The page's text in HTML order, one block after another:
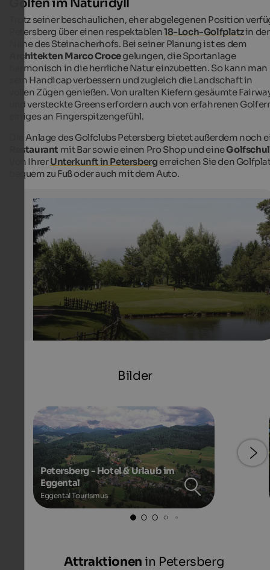
Golfen im Naturidyll
Golfplatz Petersberg
Golfplatz Petersberg - viele Partnerhotels unterstützen
Urlauber die Golf spielen mit tollen und verlockenden
Angeboten.
Golf Club Petersberg
Trotz seiner beschaulichen, eher abgelegenen Position
Petersberg über einen respektablen18-Loch-Golfplatzin der
Nähe des Steinacherhofs. Bei seiner Planung ist es dem
Architekten Marco Crocegelungen, die Sportanlage
harmonisch in die herrliche Natur einzubetten. So kann man
sein Handicap verbessern und zugleich die Landschaft in
vollen Zügen genießen. Von uralten Kiefern gesäumte
und versteckte Greens erfordern auch von erfahrenen
einiges an Fingerspitzengefühl.
Die Anlage des Golfclubs Petersberg bietet außerdem noch
Restaurant mit Bar sowie einen Pro Shop und eine
Von IhrerUnterkunft in Petersberg erreichen Sie den
bequem zu Fuß oder auch mit dem Auto.
Bilder
Petersberg - Hotel & Urlaub im
Eggental
Eggental Tourismus
Attraktionen in Petersberg